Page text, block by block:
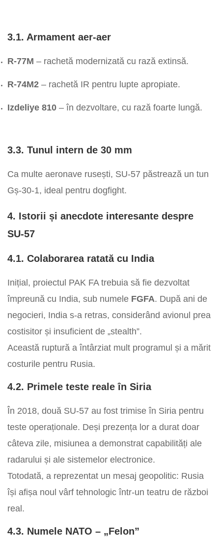
3.1. Armament aer-aer
R-77M – rachetă modernizată cu rază extinsă.
R-74M2 – rachetă IR pentru lupte apropiate.
Izdeliye 810 – în dezvoltare, cu rază foarte lungă.
3.3. Tunul intern de 30 mm
Ca multe aeronave rusești, SU-57 păstrează un tun
Gș-30-1, ideal pentru dogfight.
4. Istorii și anecdote interesante despre
SU-57
4.1. Colaborarea ratată cu India
Inițial, proiectul PAK FA trebuia să fie dezvoltat
împreună cu India, sub numele FGFA. După ani de
negocieri, India s-a retras, considerând avionul prea
costisitor și insuficient de „stealth”.
Această ruptură a întârziat mult programul și a mărit
costurile pentru Rusia.
4.2. Primele teste reale în Siria
În 2018, două SU-57 au fost trimise în Siria pentru
teste operaționale. Deși prezența lor a durat doar
câteva zile, misiunea a demonstrat capabilități ale
radarului și ale sistemelor electronice.
Totodată, a reprezentat un mesaj geopolitic: Rusia
își afișa noul vârf tehnologic într-un teatru de război
real.
4.3. Numele NATO – „Felon”